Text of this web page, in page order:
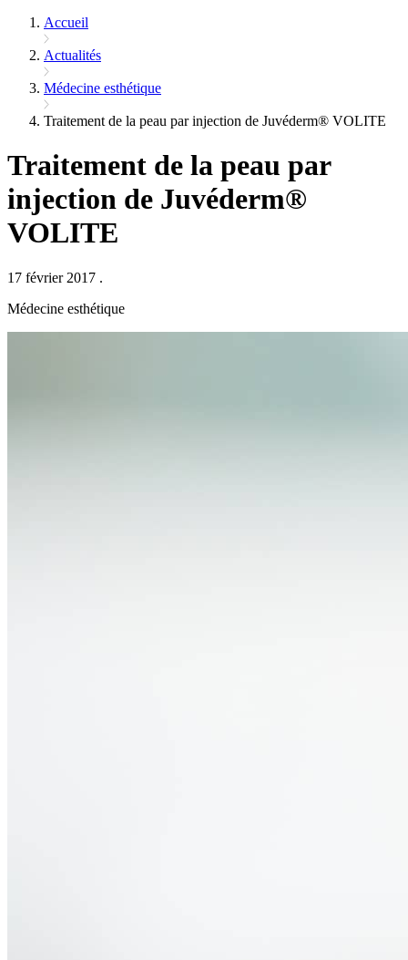
Accueil
Actualités
Médecine esthétique
Traitement de la peau par injection de Juvéderm® VOLITE
Traitement de la peau par
injection de Juvéderm®
VOLITE
17 février 2017 .
Médecine esthétique